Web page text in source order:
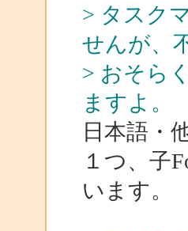
> タスク
せんが、
> おそら
ますよ。
日本語・
１つ、子
います。